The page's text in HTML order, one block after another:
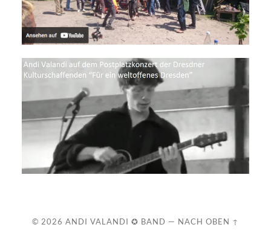
© 2026 ANDI VALANDI ✪ BAND — NACH OBEN ↑